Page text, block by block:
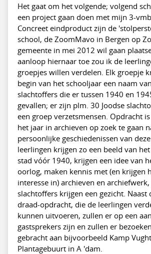
Het gaat om het volgende; volgend
een project gaan doen met mijn 3-
Concreet eindproduct zijn de
school, de ZoomMavo in Bergen op
gemeente in mei 2012 wil gaan
aanloop hiernaar toe zou ik de
groepjes willen verdelen. Elk groepje
begin van het schooljaar een naam
slachtoffers die er tussen 1940 en
gevallen; er zijn plm. 30 Joodse
een groep verzetsmensen. Opdracht
het jaar in archieven op zoek te gaan
persoonlijke geschiedenissen van
leerlingen krijgen zo een beeld van
stad vóór 1940, krijgen een idee van
oorlog, maken kennis met (en krijgen
interesse in) archieven en
slachtoffers krijgen een gezicht. Naast
draad-opdracht, die de leerlingen
kunnen uitvoeren, zullen er op een
gastsprekers zijn en zullen er
gebracht aan bijvoorbeeld Kamp
Plantagebuurt in A 'dam.